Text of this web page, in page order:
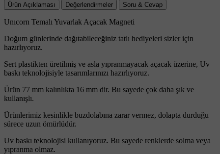
Ürün Açıklaması Değerlendirmeler Soru & Cevap
Unıcorn Temalı Yuvarlak Açacak Magneti
Doğum günlerinde dağıtabileceğiniz tatlı hediyeleri sizler için
hazırlıyoruz.
Sert plastikten üretilmiş ve asla yıpranmayacak açacak üzerine, Uv
baskı teknolojisiyle tasarımlarınızı hazırlıyoruz.
Ürün 77 mm kalınlıkta 16 mm dir. Bu sayede çok daha şık ve
kullanışlı.
Ürünlerimiz kesinlikle buzdolabına zarar vermez, dolapta durduğu
sürece uzun ömürlüdür.
Uv baskı teknolojisi kullanıyoruz. Bu sayede renklerde solma veya
yıpranma olmaz.